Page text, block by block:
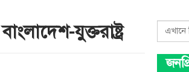
যুক্তরাষ্ট্র Search